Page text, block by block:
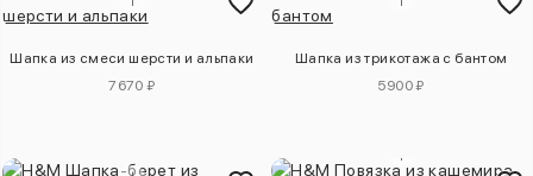
Шапка из смеси шерсти и альпаки
7670 ₽
Шапка из трикотажа с бантом
5900 ₽